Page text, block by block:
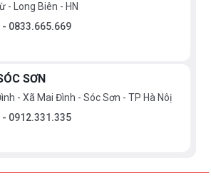
thống điện tử thông minh
cấp, 2 khay chứa bát đĩa di động
02 làm sạch hiệu quả 100%
phẩm:Chiều cao x Chiều sâu x
- Long Biên - HN
- 0833.665.669
SƠN
- Xã Mai Đình - Sóc Sơn - TP Hà Nôị
- 0912.331.335